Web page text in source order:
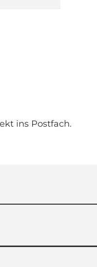
ins Postfach.